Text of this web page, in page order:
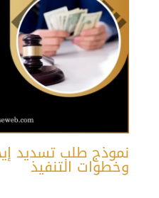
نموذج طلب تسديد
وخطوات التنفيذ